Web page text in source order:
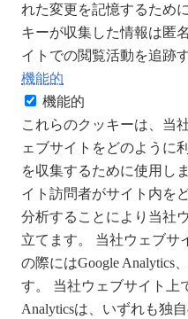
れた変更を記憶するため
キーが収集した情報は匿
イトでの閲覧活動を追跡
機能的
機能的
これらのクッキーは、当
ェブサイトをどのように
を収集するために使用し
イト訪問者がサイト内を
分析することにより当社
立てます。 当社ウェブサ
の際にはGoogle Analytics
す。 当社ウェブサイト上
Analyticsは、いずれも独